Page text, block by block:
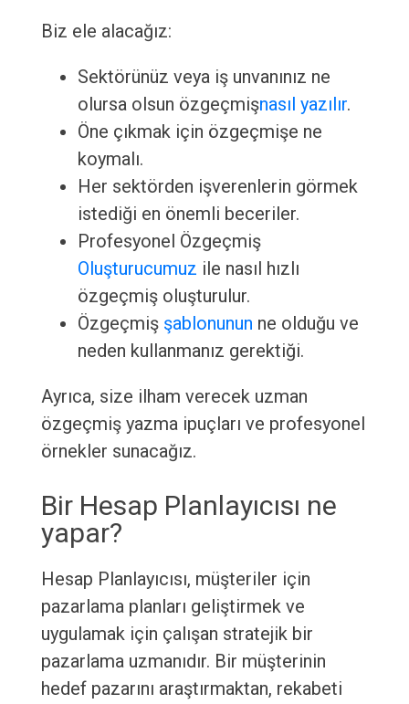
Biz ele alacağız:
Sektörünüz veya iş unvanınız ne
olursa olsun özgeçmişnasıl yazılır.
Öne çıkmak için özgeçmişe ne
koymalı.
Her sektörden işverenlerin görmek
istediği en önemli beceriler.
Profesyonel Özgeçmiş
Oluşturucumuz ile nasıl hızlı
özgeçmiş oluşturulur.
Özgeçmiş şablonunun ne olduğu ve
neden kullanmanız gerektiği.
Ayrıca, size ilham verecek uzman
özgeçmiş yazma ipuçları ve profesyonel
örnekler sunacağız.
Bir Hesap Planlayıcısı ne
yapar?
Hesap Planlayıcısı, müşteriler için
pazarlama planları geliştirmek ve
uygulamak için çalışan stratejik bir
pazarlama uzmanıdır. Bir müşterinin
hedef pazarını araştırmaktan, rekabeti